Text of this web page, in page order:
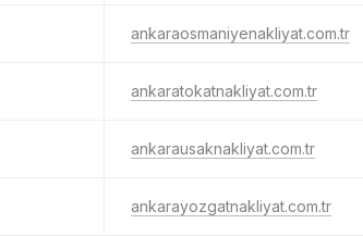
ankaraosmaniyenakliyat.com.tr
ankaratokatnakliyat.com.tr
ankarausaknakliyat.com.tr
ankarayozgatnakliyat.com.tr